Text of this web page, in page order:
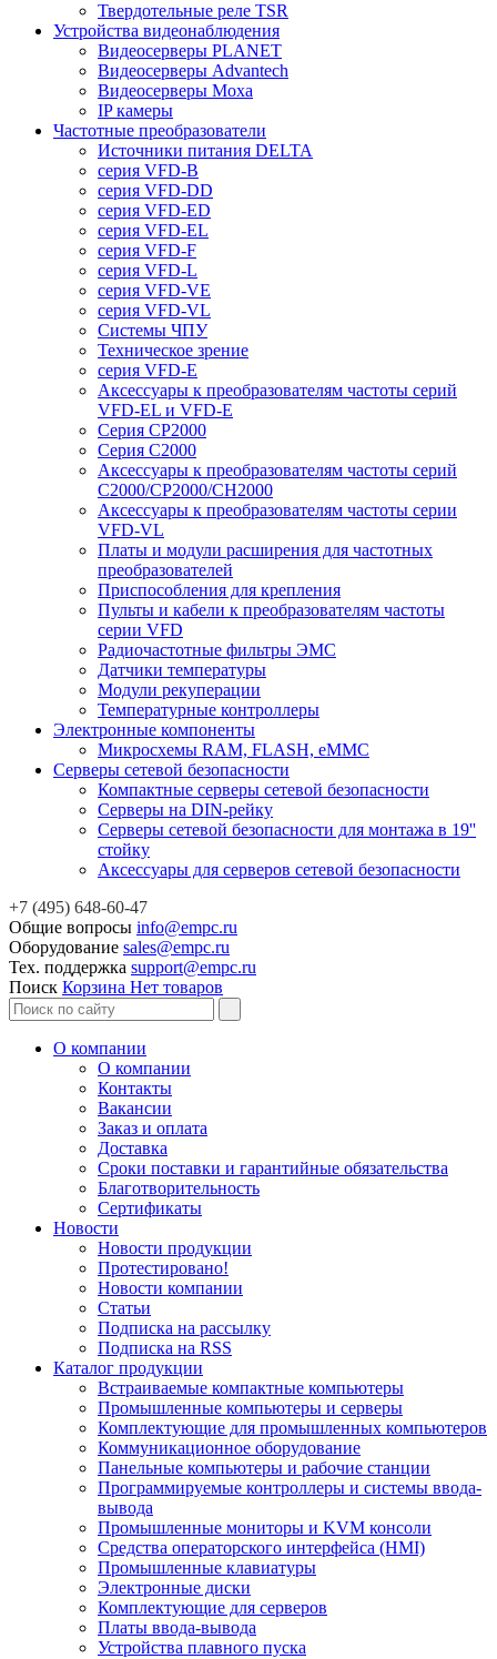
Твердотельные реле TSR
Устройства видеонаблюдения
Видеосерверы PLANET
Видеосерверы Advantech
Видеосерверы Moxa
IP камеры
Частотные преобразователи
Источники питания DELTA
серия VFD-B
серия VFD-DD
серия VFD-ED
серия VFD-EL
серия VFD-F
серия VFD-L
серия VFD-VE
серия VFD-VL
Системы ЧПУ
Техническое зрение
серия VFD-E
Аксессуары к преобразователям частоты серий
VFD-EL и VFD-E
Серия CP2000
Серия C2000
Аксессуары к преобразователям частоты серий
С2000/CP2000/CH2000
Аксессуары к преобразователям частоты серии
VFD-VL
Платы и модули расширения для частотных
преобразователей
Приспособления для крепления
Пульты и кабели к преобразователям частоты
серии VFD
Радиочастотные фильтры ЭМС
Датчики температуры
Модули рекуперации
Температурные контроллеры
Электронные компоненты
Микросхемы RAM, FLASH, eMMC
Серверы сетевой безопасности
Компактные серверы сетевой безопасности
Серверы на DIN-рейку
Серверы сетевой безопасности для монтажа в 19''
стойку
Аксессуары для серверов сетевой безопасности
+7 (495) 648-60-47
Общие вопросы info@empc.ru
Оборудование sales@empc.ru
Тех. поддержка support@empc.ru
Поиск Корзина Нет товаров
О компании
О компании
Контакты
Вакансии
Заказ и оплата
Доставка
Сроки поставки и гарантийные обязательства
Благотворительность
Сертификаты
Новости
Новости продукции
Протестировано!
Новости компании
Статьи
Подписка на рассылку
Подписка на RSS
Каталог продукции
Встраиваемые компактные компьютеры
Промышленные компьютеры и серверы
Комплектующие для промышленных компьютеров
Коммуникационное оборудование
Панельные компьютеры и рабочие станции
Программируемые контроллеры и системы ввода-
вывода
Промышленные мониторы и KVM консоли
Средства операторского интерфейса (HMI)
Промышленные клавиатуры
Электронные диски
Комплектующие для серверов
Платы ввода-вывода
Устройства плавного пуска